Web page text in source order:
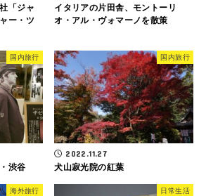
「ジャ
ー・ツ
イタリアの片田舎、モントーリ
オ・アル・ヴォマーノを散策
国内旅行
渋谷
国内旅行
2022.11.27
犬山寂光院の紅葉
海外旅行 日常生活